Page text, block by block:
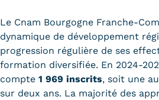
Le Cnam Bourgogne Franche-
dynamique de développement
progression régulière de ses
formation diversifiée. En 2024-
compte 1 969 inscrits, soit une
sur deux ans. La majorité des